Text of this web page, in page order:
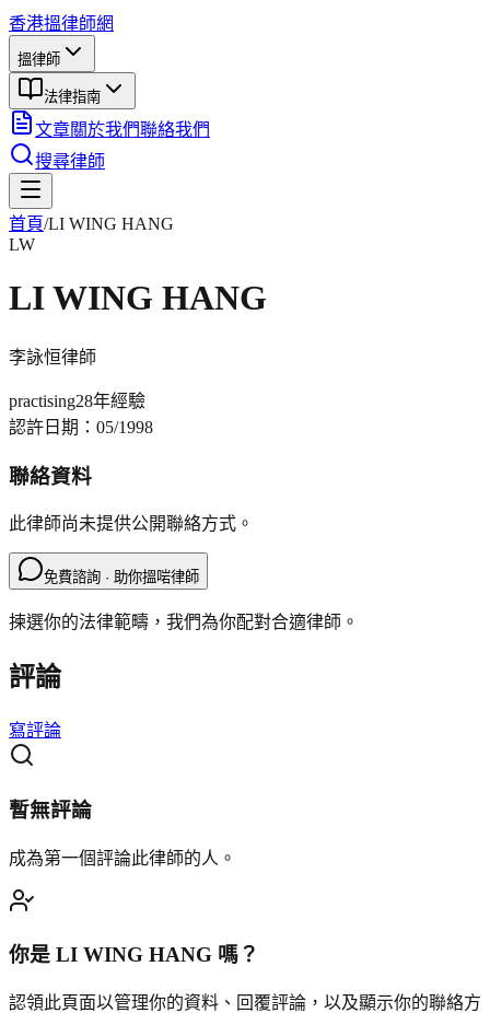
香港搵律師網
搵律師
法律指南
文章關於我們聯絡我們
搜尋律師
首頁/LI WING HANG
LW
LI WING HANG
李詠恒律師
practising28年經驗
認許日期： 05/1998
聯絡資料
此律師尚未提供公開聯絡方式。
免費諮詢 · 助你搵啱律師
揀選你的法律範疇，我們為你配對合適律師。
評論
寫評論
暫無評論
成為第一個評論此律師的人。
你是 LI WING HANG 嗎？
認領此頁面以管理你的資料、回覆評論，以及顯示你的聯絡方